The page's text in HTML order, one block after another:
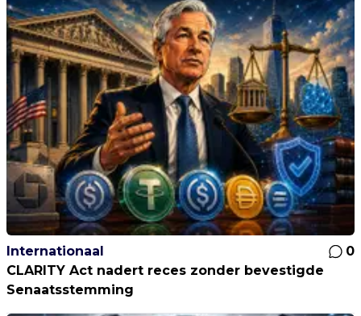
Internationaal
0
CLARITY Act nadert reces zonder bevestigde
Senaatsstemming